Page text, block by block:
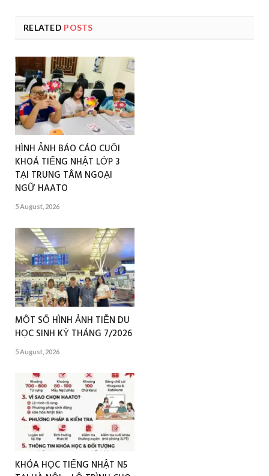
RELATED POSTS
HÌNH ẢNH BÁO CÁO CUỐI
KHOÁ TIẾNG NHẬT LỚP 3
TẠI TRUNG TÂM NGOẠI
NGỮ HAATO
5 August, 2026
MỘT SỐ HÌNH ẢNH TIỄN DU
HỌC SINH KỲ THÁNG 7/2026
5 August, 2026
KHÓA HỌC TIẾNG NHẬT N5